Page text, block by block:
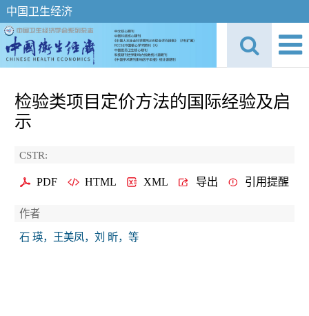
中国卫生经济
检验类项目定价方法的国际经验及启
示
CSTR:
PDF HTML XML 导出 引用提醒
作者
石 瑛，王美凤，刘 昕，等